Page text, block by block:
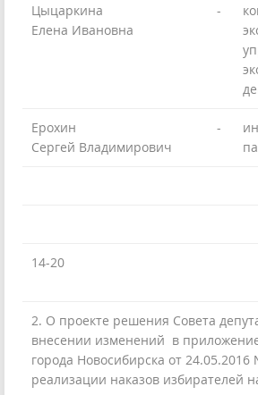
Цыцаркина
Елена Ивановна
-
Ерохин
Сергей Владимирович
-
14-20
2. О проекте решения Совета
внесении изменений в
города Новосибирска от
реализации наказов избирателей